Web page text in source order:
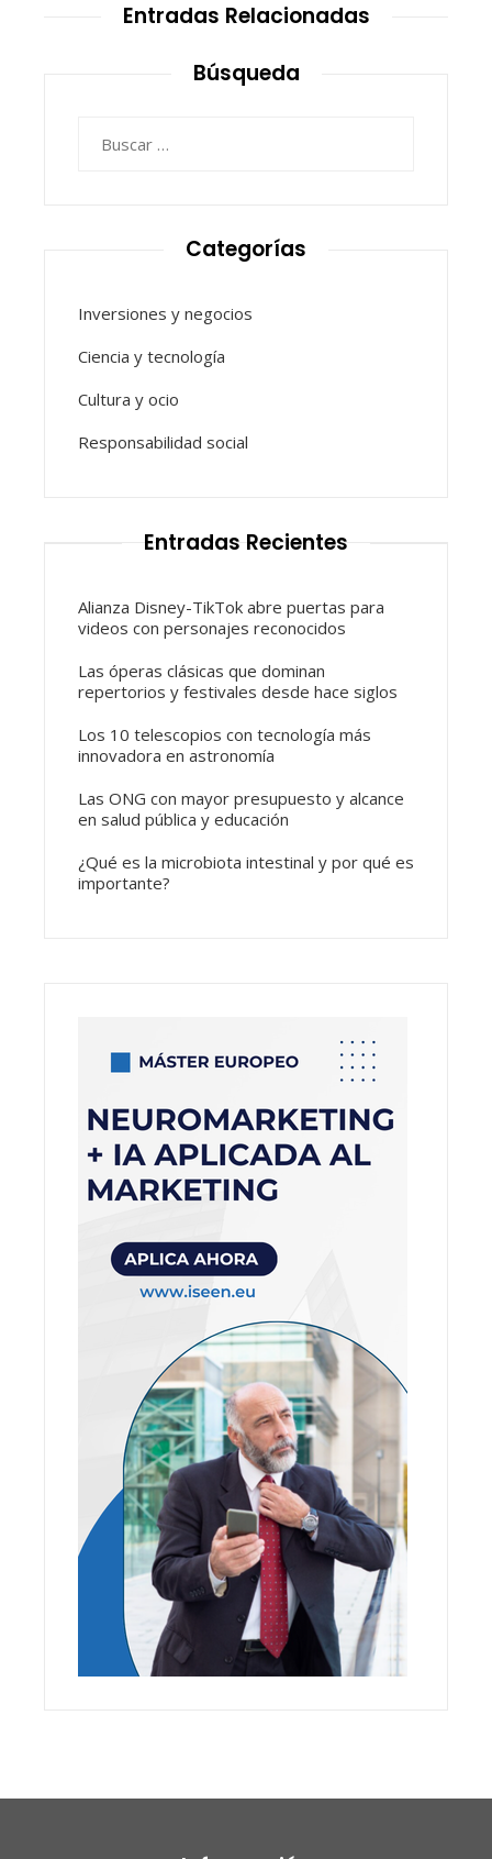
Entradas Relacionadas
Búsqueda
Categorías
Inversiones y negocios
Ciencia y tecnología
Cultura y ocio
Responsabilidad social
Entradas Recientes
Alianza Disney-TikTok abre puertas para
videos con personajes reconocidos
Las óperas clásicas que dominan
repertorios y festivales desde hace siglos
Los 10 telescopios con tecnología más
innovadora en astronomía
Las ONG con mayor presupuesto y alcance
en salud pública y educación
¿Qué es la microbiota intestinal y por qué es
importante?